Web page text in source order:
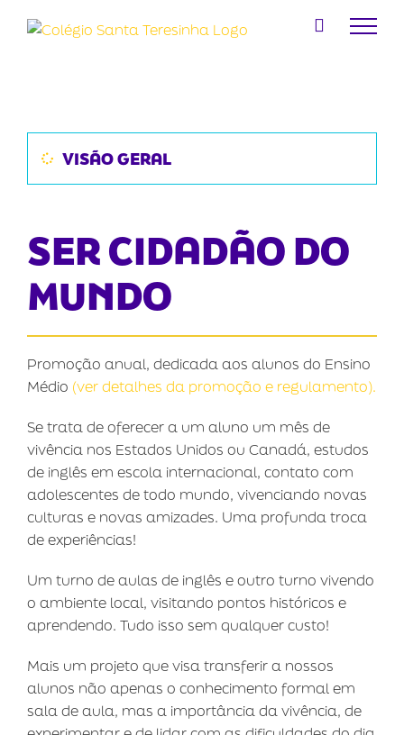
para
VISÃO GERAL
SER CIDADÃO DO
MUNDO
Promoção anual, dedicada aos alunos do Ensino
Médio (ver detalhes da promoção e regulamento).
Se trata de oferecer a um aluno um mês de
vivência nos Estados Unidos ou Canadá, estudos
de inglês em escola internacional, contato com
adolescentes de todo mundo, vivenciando novas
culturas e novas amizades. Uma profunda troca
de experiências!
Um turno de aulas de inglês e outro turno vivendo
o ambiente local, visitando pontos históricos e
aprendendo. Tudo isso sem qualquer custo!
Mais um projeto que visa transferir a nossos
alunos não apenas o conhecimento formal em
sala de aula, mas a importância da vivência, de